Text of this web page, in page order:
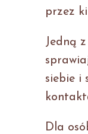
przez
Jedną
siebie i
Dla